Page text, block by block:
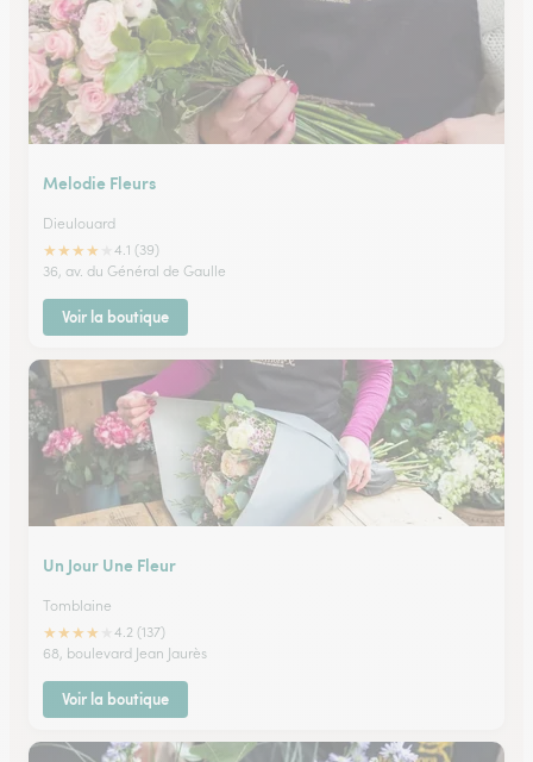
Melodie Fleurs
Dieulouard
★★★★
4.1 (39)
36, av. du Général de Gaulle
Voir la boutique
Un Jour Une Fleur
Tomblaine
★★★★
4.2 (137)
68, boulevard Jean Jaurès
Voir la boutique